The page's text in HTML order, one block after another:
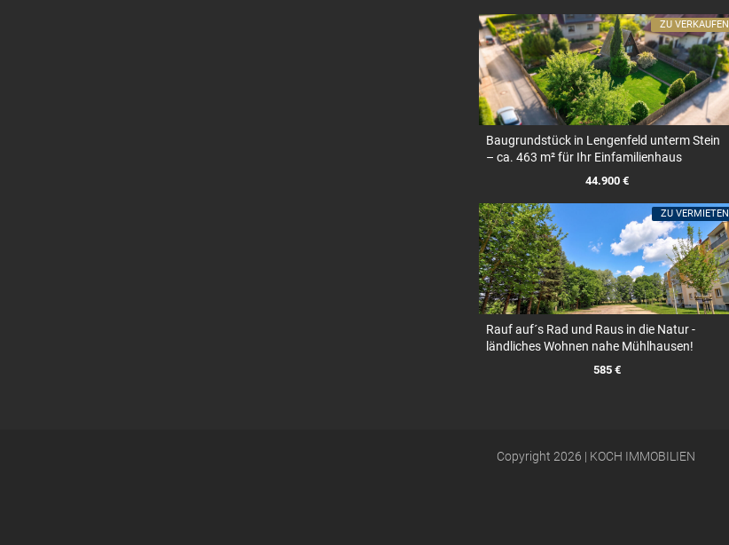
Baugrundstück in Lengenfeld unterm Stein
– ca. 463 m² für Ihr Einfamilienhaus
44.900 €
ZU VERKAUFEN
Rauf auf´s Rad und Raus in die Natur -
ländliches Wohnen nahe Mühlhausen!
585 €
ZU VERMIETEN
Copyright 2026 | KOCH IMMOBILIEN